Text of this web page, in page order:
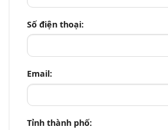
Số điện thoại:
Email:
Tỉnh thành phố: